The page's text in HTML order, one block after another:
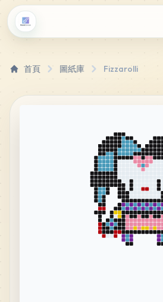
首頁 圖紙庫 Fizzarolli